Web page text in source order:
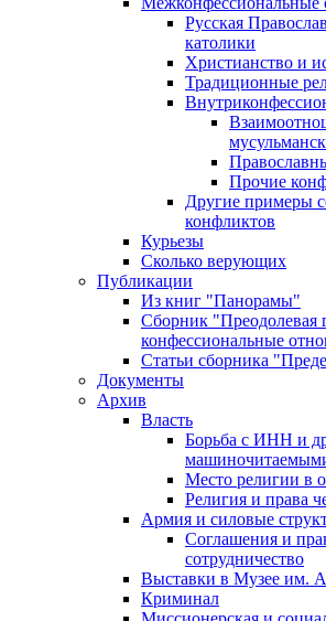
Русская
католики
Христианство и
Традиционные
Прочие
Другие примеры
конфликтов
Курьезы
Сколько верующих
Публикации
Из книг "Панорамы"
Сборник "Преодолевая
конфессиональные
Статьи сборника
Документы
Архив
Власть
Борьба с ИНН и
Место религии в
Религия и права
Армия и силовые
Соглашения и
сотрудничество
Выставки в Музее им.
Криминал